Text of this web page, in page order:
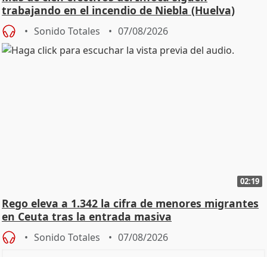
trabajando en el incendio de Niebla (Huelva)
Sonido Totales 07/08/2026
02:19
Rego eleva a 1.342 la cifra de menores migrantes
en Ceuta tras la entrada masiva
Sonido Totales 07/08/2026